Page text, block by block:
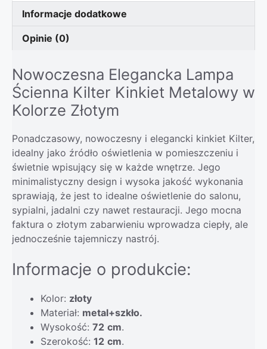
Informacje dodatkowe
Opinie (0)
Nowoczesna Elegancka Lampa
Ścienna Kilter Kinkiet Metalowy w
Kolorze Złotym
Ponadczasowy, nowoczesny i elegancki kinkiet Kilter,
idealny jako źródło oświetlenia w pomieszczeniu i
świetnie wpisujący się w każde wnętrze. Jego
minimalistyczny design i wysoka jakość wykonania
sprawiają, że jest to idealne oświetlenie do salonu,
sypialni, jadalni czy nawet restauracji. Jego mocna
faktura o złotym zabarwieniu wprowadza ciepły, ale
jednocześnie tajemniczy nastrój.
Informacje o produkcie:
Kolor: złoty
Materiał: metal+szkło.
Wysokość: 72 cm.
Szerokość: 12 cm.